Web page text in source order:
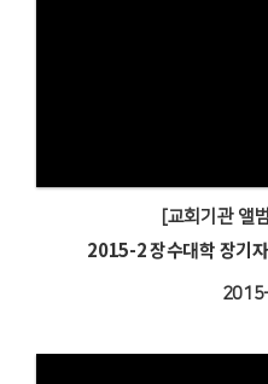
[교회기관 앨
2015-2 장수대학 장기